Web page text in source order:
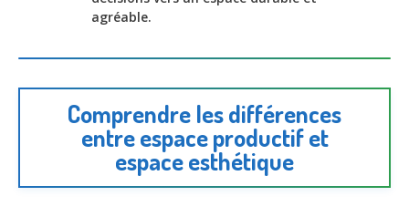
agréable.
Comprendre les différences
entre espace productif et
espace esthétique